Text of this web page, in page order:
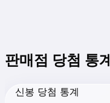
판매점 당첨 통계
신봉 당첨 통계